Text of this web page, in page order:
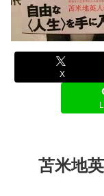
X
苫米地